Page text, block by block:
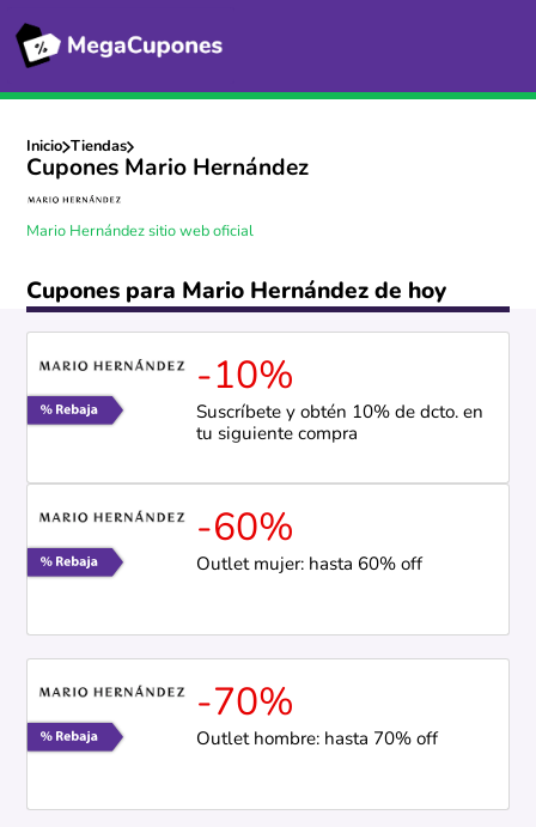
Inicio Tiendas
Cupones Mario Hernández
Mario Hernández sitio web oficial
Cupones para Mario Hernández de hoy
-10%
Suscríbete y obtén 10% de dcto. en
tu siguiente compra
-60%
Outlet mujer: hasta 60% off
-70%
Outlet hombre: hasta 70% off